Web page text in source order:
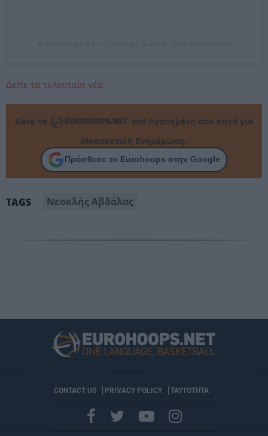
Δείτε τα τελευταία νέα
Κάνε το
την Αγαπημένη σου πηγή για
Μπασκετική Ενημέρωση.
Πρόσθεσε το Eurohoops στην Google
TAGS Νεοκλής Αβδάλας
CONTACT US PRIVACY POLICY ΤΑΥΤΟΤΗΤΑ